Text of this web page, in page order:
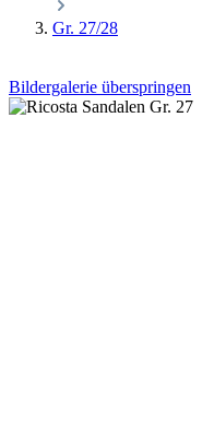
Gr. 27/28
Bildergalerie überspringen